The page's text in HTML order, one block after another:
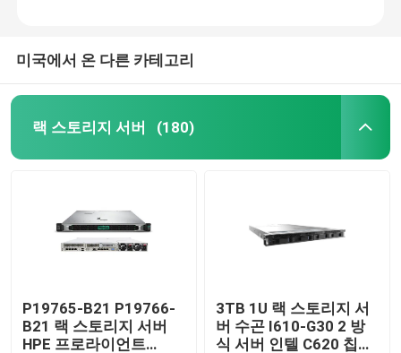
우리 에 관한 것
미국에서 온 다른 카테고리
랙 스토리지 서버 (180)
P19765-B21 P19766-
B21 랙 스토리지 서버
HPE 프로라이언트
3TB 1U 랙 스토리지 서
버 수곤 I610-G30 2 방
식 서버 인텔 C620 칩셋